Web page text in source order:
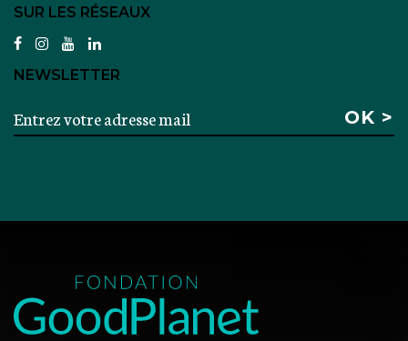
SUR LES RÉSEAUX
facebookinstagram
youtubelinkedin
NEWSLETTER